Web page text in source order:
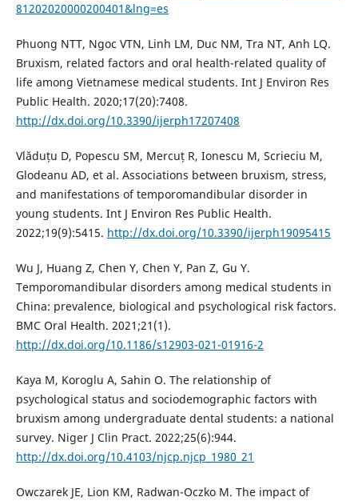
81202020000200401&lng=es
Phuong NTT, Ngoc VTN, Linh LM, Duc NM, Tra NT, Anh LQ.
Bruxism, related factors and oral health-related quality of
life among Vietnamese medical students. Int J Environ Res
Public Health. 2020;17(20):7408.
http://dx.doi.org/10.3390/ijerph17207408
Vlăduțu D, Popescu SM, Mercuț R, Ionescu M, Scrieciu M,
Glodeanu AD, et al. Associations between bruxism, stress,
and manifestations of temporomandibular disorder in
young students. Int J Environ Res Public Health.
2022;19(9):5415. http://dx.doi.org/10.3390/ijerph19095415
Wu J, Huang Z, Chen Y, Chen Y, Pan Z, Gu Y.
Temporomandibular disorders among medical students in
China: prevalence, biological and psychological risk factors.
BMC Oral Health. 2021;21(1).
http://dx.doi.org/10.1186/s12903-021-01916-2
Kaya M, Koroglu A, Sahin O. The relationship of
psychological status and sociodemographic factors with
bruxism among undergraduate dental students: a national
survey. Niger J Clin Pract. 2022;25(6):944.
http://dx.doi.org/10.4103/njcp.njcp_1980_21
Owczarek JE, Lion KM, Radwan-Oczko M. The impact of